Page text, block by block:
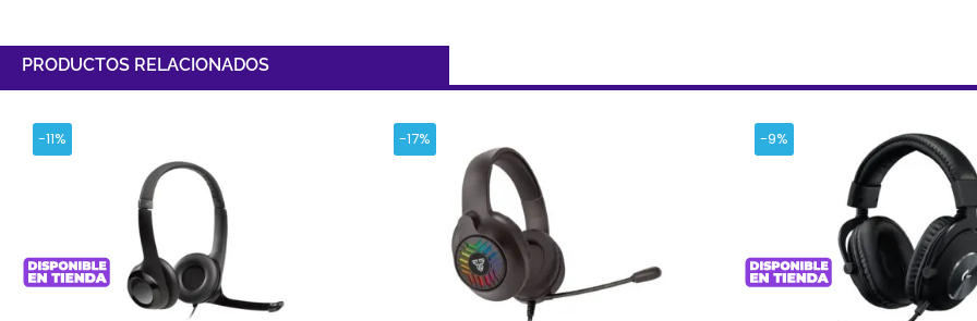
PRODUCTOS RELACIONADOS
-11% -17% -9%